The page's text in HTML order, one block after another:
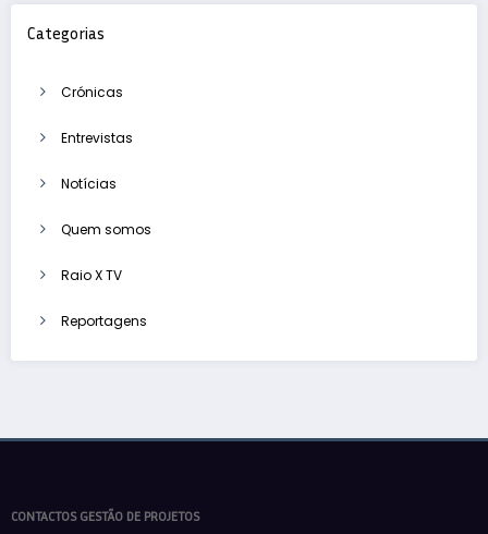
Categorias
Crónicas
Entrevistas
Notícias
Quem somos
Raio X TV
Reportagens
CONTACTOS GESTÃO DE PROJETOS